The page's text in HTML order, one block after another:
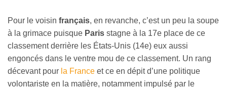
Pour le voisin français, en revanche, c’est un peu la soupe
à la grimace puisque Paris stagne à la 17e place de ce
classement derrière les États-Unis (14e) eux aussi
engoncés dans le ventre mou de ce classement. Un rang
décevant pour la France et ce en dépit d’une politique
volontariste en la matière, notamment impulsé par le